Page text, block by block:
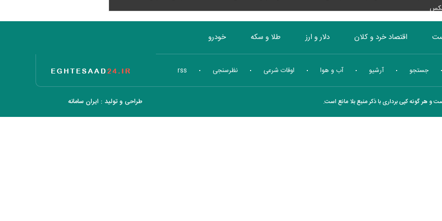
اقتصاد خرد و کلان دلار و ارز طلا و سکه خودرو
بورس انرژی چندرسانه ای منهای اقتصاد تاریخ اقتصاد جستجو آرشیو آب و هوا اوقات شرعی نظرسنجی rss
طراحی و تولید : ایران سامانه